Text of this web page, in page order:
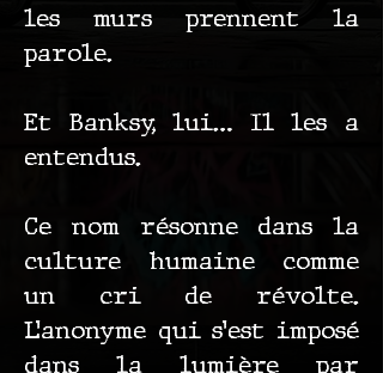
les murs prennent la
parole.
Et Banksy, lui… Il les a
entendus.
Ce nom résonne dans la
culture humaine comme
un cri de révolte.
L’anonyme qui s’est imposé
dans la lumière par